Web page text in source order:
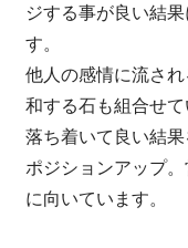
ジする事が良い結
す。
他人の感情に流さ
和する石も組合せて
落ち着いて良い結果
ポジションアップ
に向いています。